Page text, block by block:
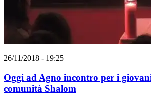
26/11/2018 - 19:25
Oggi ad Agno incontro per i
comunità Shalom